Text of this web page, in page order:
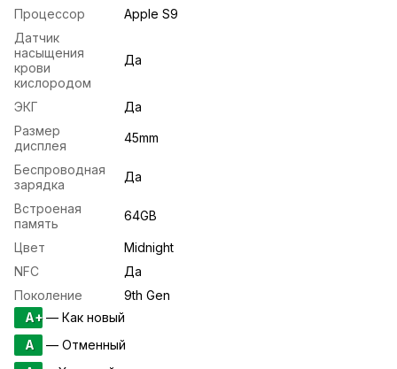
Процессор
Apple S9
Датчик
насыщения
крови
кислородом
Да
ЭКГ
Да
Размер
дисплея
45mm
Беспроводная
зарядка
Да
Встроеная
память
64GB
Цвет
Midnight
NFC
Да
Поколение
9th Gen
A+— Как новый
A
— Отменный